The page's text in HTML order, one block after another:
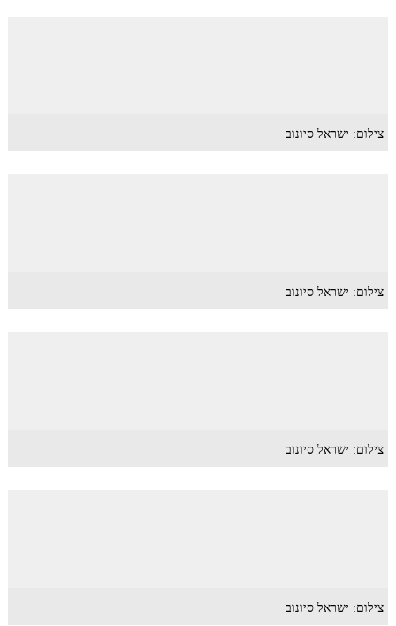
צילום: ישראל סיונוב
צילום: ישראל סיונוב
צילום: ישראל סיונוב
צילום: ישראל סיונוב